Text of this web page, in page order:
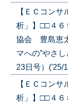
【ＥＣコン
析」】□□４
協会 豊島恵
マへの”やさ
23日号）('25/
【ＥＣコン
析」】□□４